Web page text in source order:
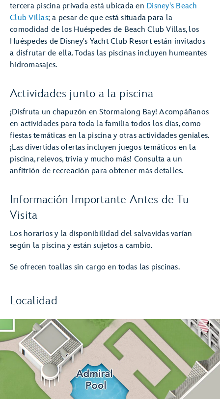
tercera piscina privada está ubicada en Disney's Beach
Club Villas; a pesar de que está situada para la
comodidad de los Huéspedes de Beach Club Villas, los
Huéspedes de Disney's Yacht Club Resort están invitados
a disfrutar de ella. Todas las piscinas incluyen humeantes
hidromasajes.
Actividades junto a la piscina
¡Disfruta un chapuzón en Stormalong Bay! Acompáñanos
en actividades para toda la familia todos los días, como
fiestas temáticas en la piscina y otras actividades geniales.
¡Las divertidas ofertas incluyen juegos temáticos en la
piscina, relevos, trivia y mucho más! Consulta a un
anfitrión de recreación para obtener más detalles.
Información Importante Antes de Tu
Visita
Los horarios y la disponibilidad del salvavidas varían
según la piscina y están sujetos a cambio.
Se ofrecen toallas sin cargo en todas las piscinas.
Localidad